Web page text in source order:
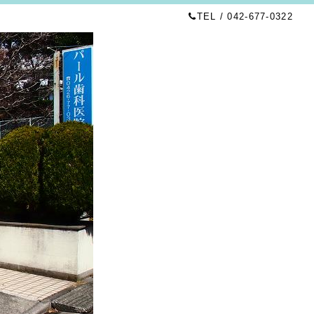
TEL / 042-677-0322